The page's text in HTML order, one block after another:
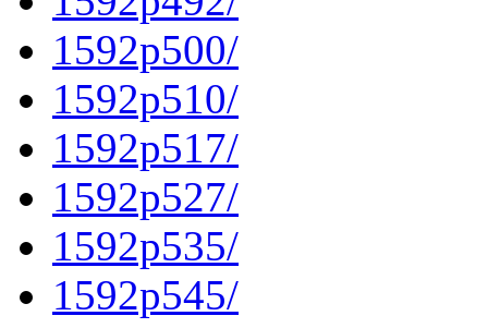
1592p500/
1592p510/
1592p517/
1592p527/
1592p535/
1592p545/